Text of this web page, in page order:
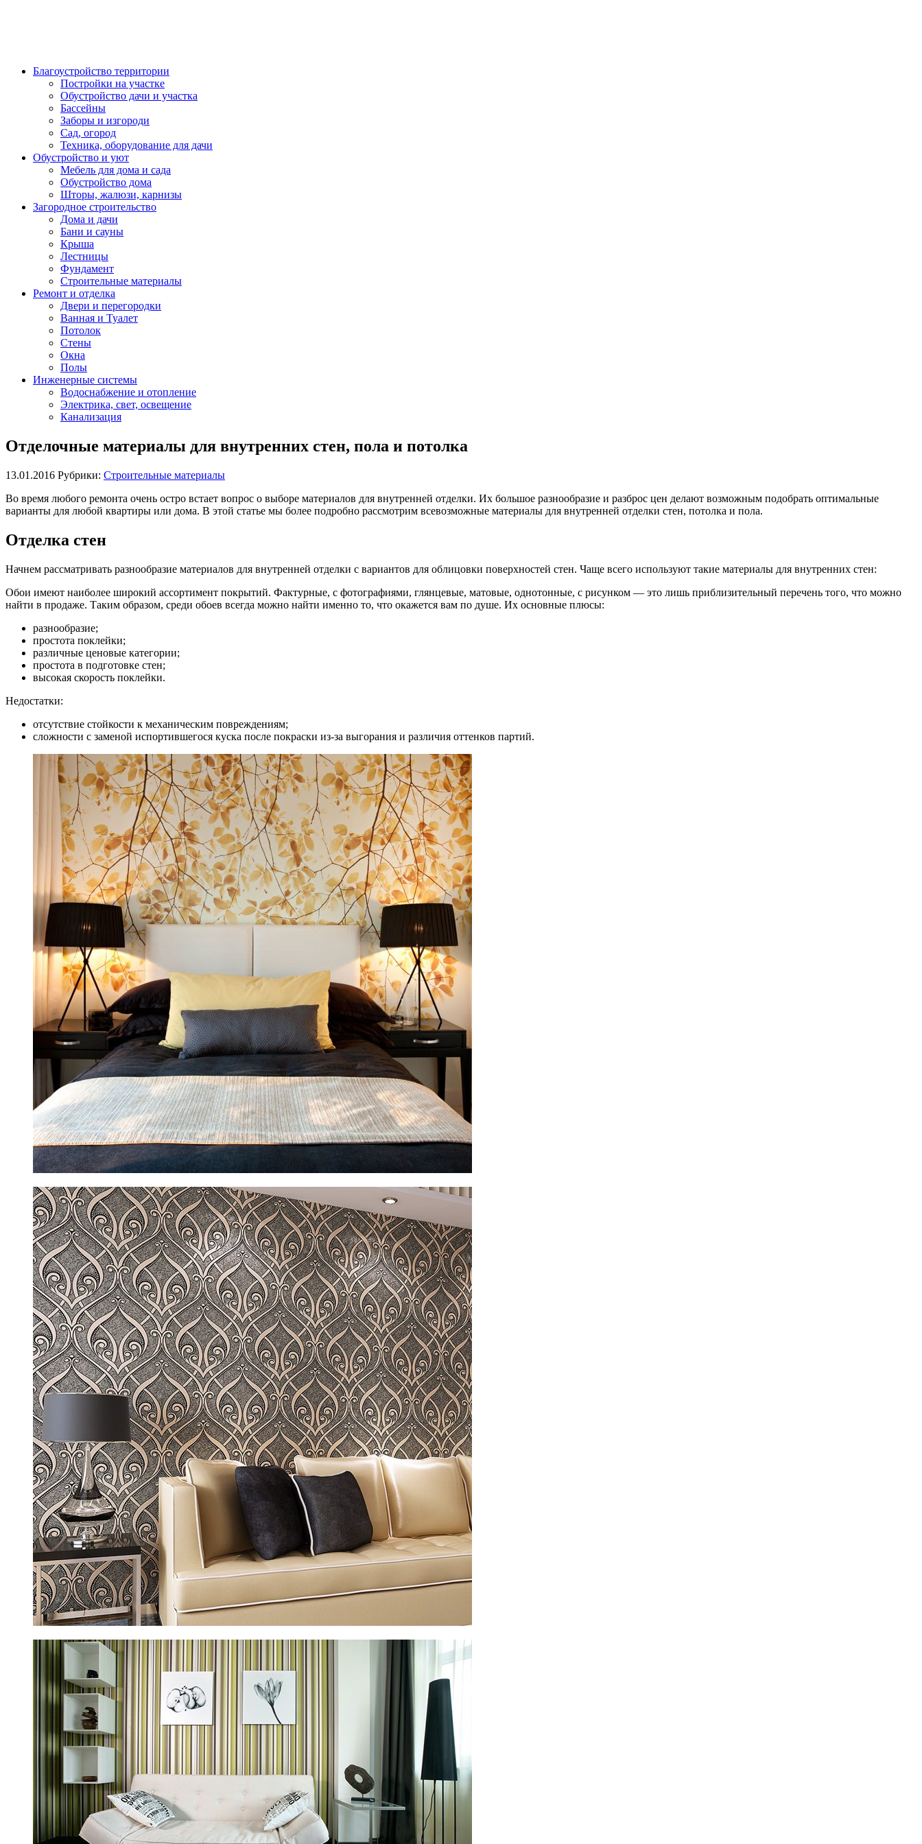
Благоустройство территории
Постройки на участке
Обустройство дачи и участка
Бассейны
Заборы и изгороди
Сад, огород
Техника, оборудование для дачи
Обустройство и уют
Мебель для дома и сада
Обустройство дома
Шторы, жалюзи, карнизы
Загородное строительство
Дома и дачи
Бани и сауны
Крыша
Лестницы
Фундамент
Строительные материалы
Ремонт и отделка
Двери и перегородки
Ванная и Туалет
Потолок
Стены
Окна
Полы
Инженерные системы
Водоснабжение и отопление
Электрика, свет, освещение
Канализация
Отделочные материалы для внутренних стен, пола и потолка
13.01.2016 Рубрики: Строительные материалы
Во время любого ремонта очень остро встает вопрос о выборе материалов для внутренней отделки. Их большое разнообразие и разброс цен делают возможным подобрать оптимальные
варианты для любой квартиры или дома. В этой статье мы более подробно рассмотрим всевозможные материалы для внутренней отделки стен, потолка и пола.
Отделка стен
Начнем рассматривать разнообразие материалов для внутренней отделки с вариантов для облицовки поверхностей стен. Чаще всего используют такие материалы для внутренних стен:
Обои имеют наиболее широкий ассортимент покрытий. Фактурные, с фотографиями, глянцевые, матовые, однотонные, с рисунком — это лишь приблизительный перечень того, что можно
найти в продаже. Таким образом, среди обоев всегда можно найти именно то, что окажется вам по душе. Их основные плюсы:
разнообразие;
простота поклейки;
различные ценовые категории;
простота в подготовке стен;
высокая скорость поклейки.
Недостатки:
отсутствие стойкости к механическим повреждениям;
сложности с заменой испортившегося куска после покраски из-за выгорания и различия оттенков партий.